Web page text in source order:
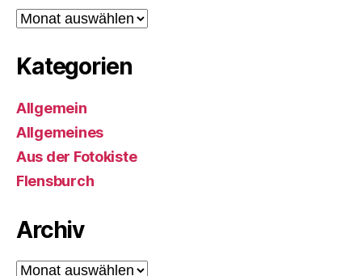
Archiv
Kategorien
Allgemein
Allgemeines
Aus der Fotokiste
Flensburch
Archiv
Archiv